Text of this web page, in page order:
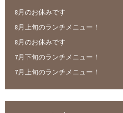
8月のお休みです
8月上旬のランチメニュー！
8月のお休みです
7月下旬のランチメニュー！
7月上旬のランチメニュー！